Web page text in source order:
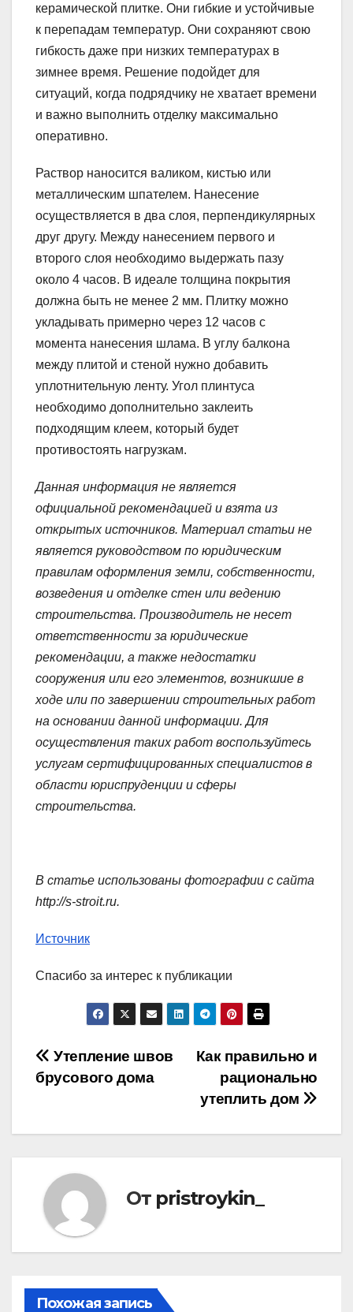
керамической плитке. Они гибкие и устойчивые
к перепадам температур. Они сохраняют свою
гибкость даже при низких температурах в
зимнее время. Решение подойдет для
ситуаций, когда подрядчику не хватает времени
и важно выполнить отделку максимально
оперативно.
Раствор наносится валиком, кистью или
металлическим шпателем. Нанесение
осуществляется в два слоя, перпендикулярных
друг другу. Между нанесением первого и
второго слоя необходимо выдержать пазу
около 4 часов. В идеале толщина покрытия
должна быть не менее 2 мм. Плитку можно
укладывать примерно через 12 часов с
момента нанесения шлама. В углу балкона
между плитой и стеной нужно добавить
уплотнительную ленту. Угол плинтуса
необходимо дополнительно заклеить
подходящим клеем, который будет
противостоять нагрузкам.
Данная информация не является
официальной рекомендацией и взята из
открытых источников. Материал статьи не
является руководством по юридическим
правилам оформления земли, собственности,
возведения и отделке стен или ведению
строительства. Производитель не несет
ответственности за юридические
рекомендации, а также недостатки
сооружения или его элементов, возникшие в
ходе или по завершении строительных работ
на основании данной информации. Для
осуществления таких работ воспользуйтесь
услугам сертифицированных специалистов в
области юриспруденции и сферы
строительства.
В статье использованы фотографии с сайта
http://s-stroit.ru.
Источник
Спасибо за интерес к публикации
Навигация
по
записям
Как правильно и
рационально
утеплить дом
Утепление швов
брусового дома
От pristroykin_
Похожая запись